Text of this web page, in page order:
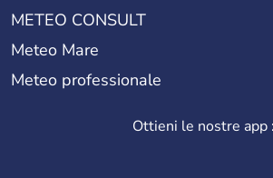
METEO CONSULT
Meteo Mare
Meteo professionale
Ottieni le nostre app :